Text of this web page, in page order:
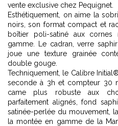
vente exclusive chez Pequignet.
Esthétiquement, on aime la
noirs, son format compact et
boîtier poli-satiné aux
gamme. Le cadran, verre
joue une texture grainée
double gouge.
Techniquement, le Calibre
seconde à 3h et compteur 30
came plus robuste aux
parfaitement alignés, fond
satinée-perlée du mouvement,
la montée en gamme de la